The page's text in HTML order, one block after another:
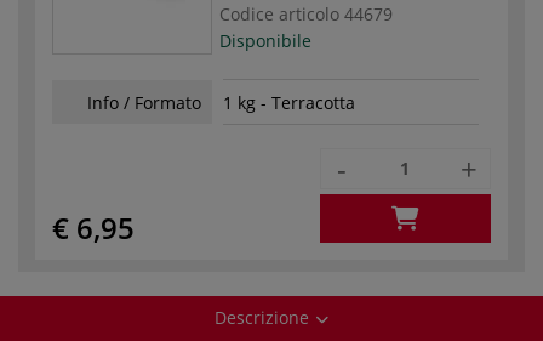
Codice articolo 44679
Disponibile
Info / Formato 1 kg - Terracotta
€ 6,95
- +
Descrizione